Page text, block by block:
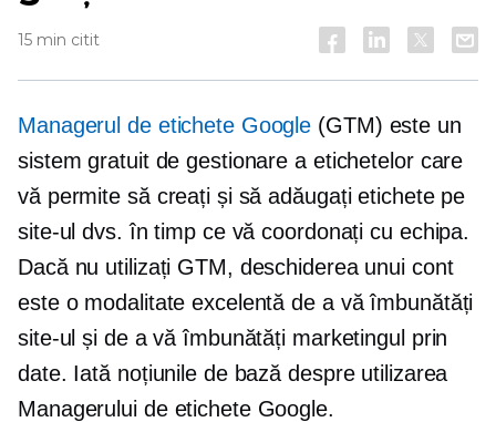
15 min citit
Managerul de etichete Google (GTM) este un
sistem gratuit de gestionare a etichetelor care
vă permite să creați și să adăugați etichete pe
site-ul dvs. în timp ce vă coordonați cu echipa.
Dacă nu utilizați GTM, deschiderea unui cont
este o modalitate excelentă de a vă îmbunătăți
site-ul și de a vă îmbunătăți marketingul prin
date. Iată noțiunile de bază despre utilizarea
Managerului de etichete Google.